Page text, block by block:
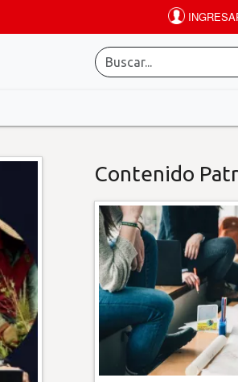
Contenido